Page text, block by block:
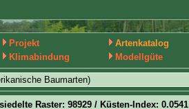
Projekt Artenkatalog
Klimabindung Modellgüte
Baumarten)
Raster: 98929 / Küsten-Index: 0.0541